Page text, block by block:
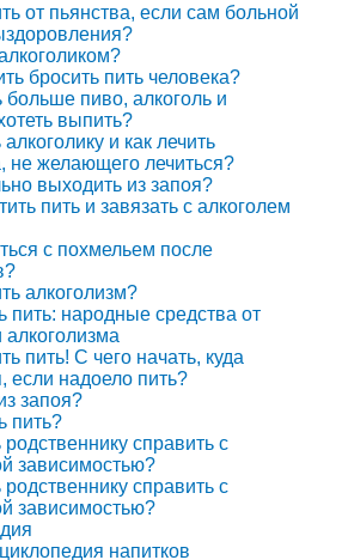
от пьянства, если сам больной
бросить пить человека?
больше пиво, алкоголь и
выпить?
и как лечить
не желающего лечиться?
выходить из запоя?
пить и завязать с алкоголем
с похмельем после
алкоголизм?
пить: народные средства от
алкоголизма
пить! С чего начать, куда
если надоело пить?
запоя?
пить?
родственнику справить с
зависимостью?
родственнику справить с
зависимостью?
напитков